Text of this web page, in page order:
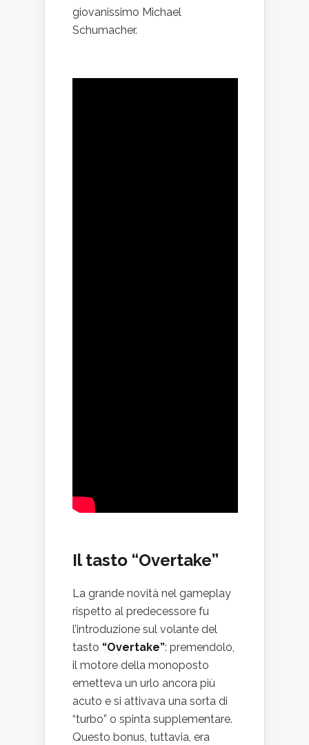
giovanissimo Michael
Schumacher.
Il tasto “Overtake”
La grande novità nel gameplay
rispetto al predecessore fu
l’introduzione sul volante del
tasto “Overtake”: premendolo,
il motore della monoposto
emetteva un urlo ancora più
acuto e si attivava una sorta di
“turbo” o spinta supplementare.
Questo bonus, tuttavia, era